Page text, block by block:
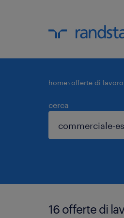
home offerte di lavoro
cerca
16 offerte di